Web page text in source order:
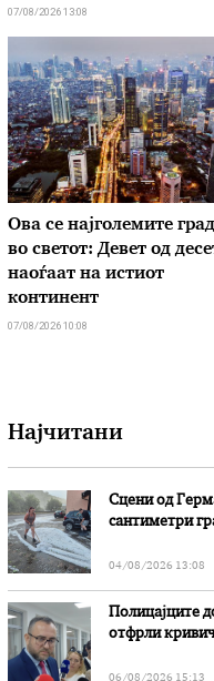
07/08/2026 13:08
Ова се најголемите
во светот: Девет од
наоѓаат на истиот
континент
07/08/2026 10:08
Најчитани
Сцени од
сантиметри
04/08/2026 13:08
Полицајците
отфрли
06/08/2026 15:13